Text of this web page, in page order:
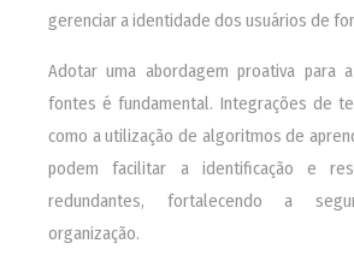
gerenciar a identidade dos usuários de
Adotar uma abordagem proativa para
fontes é fundamental. Integrações de
como a utilização de algoritmos de
podem facilitar a identificação e
redundantes, fortalecendo a
organização.